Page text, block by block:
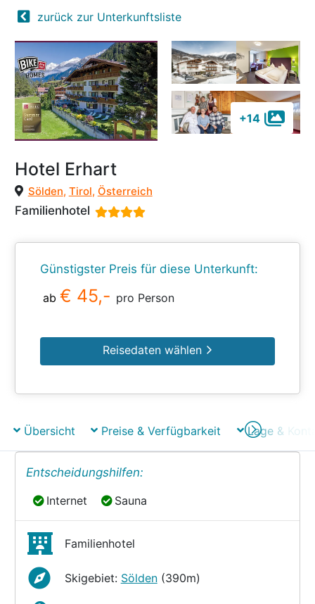
zurück zur Unterkunftsliste
+14
Hotel Erhart
Sölden, Tirol, Österreich
Familienhotel
Günstigster Preis für diese Unterkunft:
ab € 45,- pro Person
Reisedaten wählen
Übersicht Preise & Verfügbarkeit Lage &
Entscheidungshilfen:
Internet
Internet Sauna
Sauna
Familienhotel
Skigebiet: Sölden(390m)